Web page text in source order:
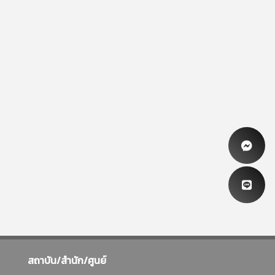
สถาบัน/สำนัก/ศูนย์